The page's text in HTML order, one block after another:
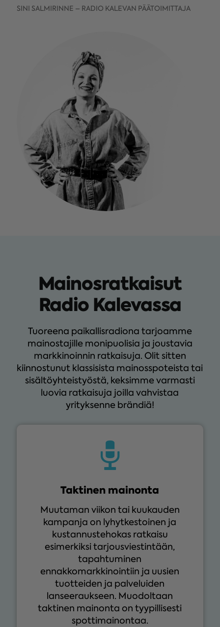
SINI SALMIRINNE – RADIO KALEVAN PÄÄTOIMITTAJA
Mainosratkaisut
Radio Kalevassa
Tuoreena paikallisradiona tarjoamme
mainostajille monipuolisia ja joustavia
markkinoinnin ratkaisuja. Olit sitten
kiinnostunut klassisista mainosspoteista tai
sisältöyhteistyöstä, keksimme varmasti
luovia ratkaisuja joilla vahvistaa
yrityksenne brändiä!
Taktinen mainonta
Muutaman viikon tai kuukauden
kampanja on lyhytkestoinen ja
kustannustehokas ratkaisu
esimerkiksi tarjousviestintään,
tapahtuminen
ennakkomarkkinointiin ja uusien
tuotteiden ja palveluiden
lanseeraukseen. Muodoltaan
taktinen mainonta on tyypillisesti
spottimainontaa.